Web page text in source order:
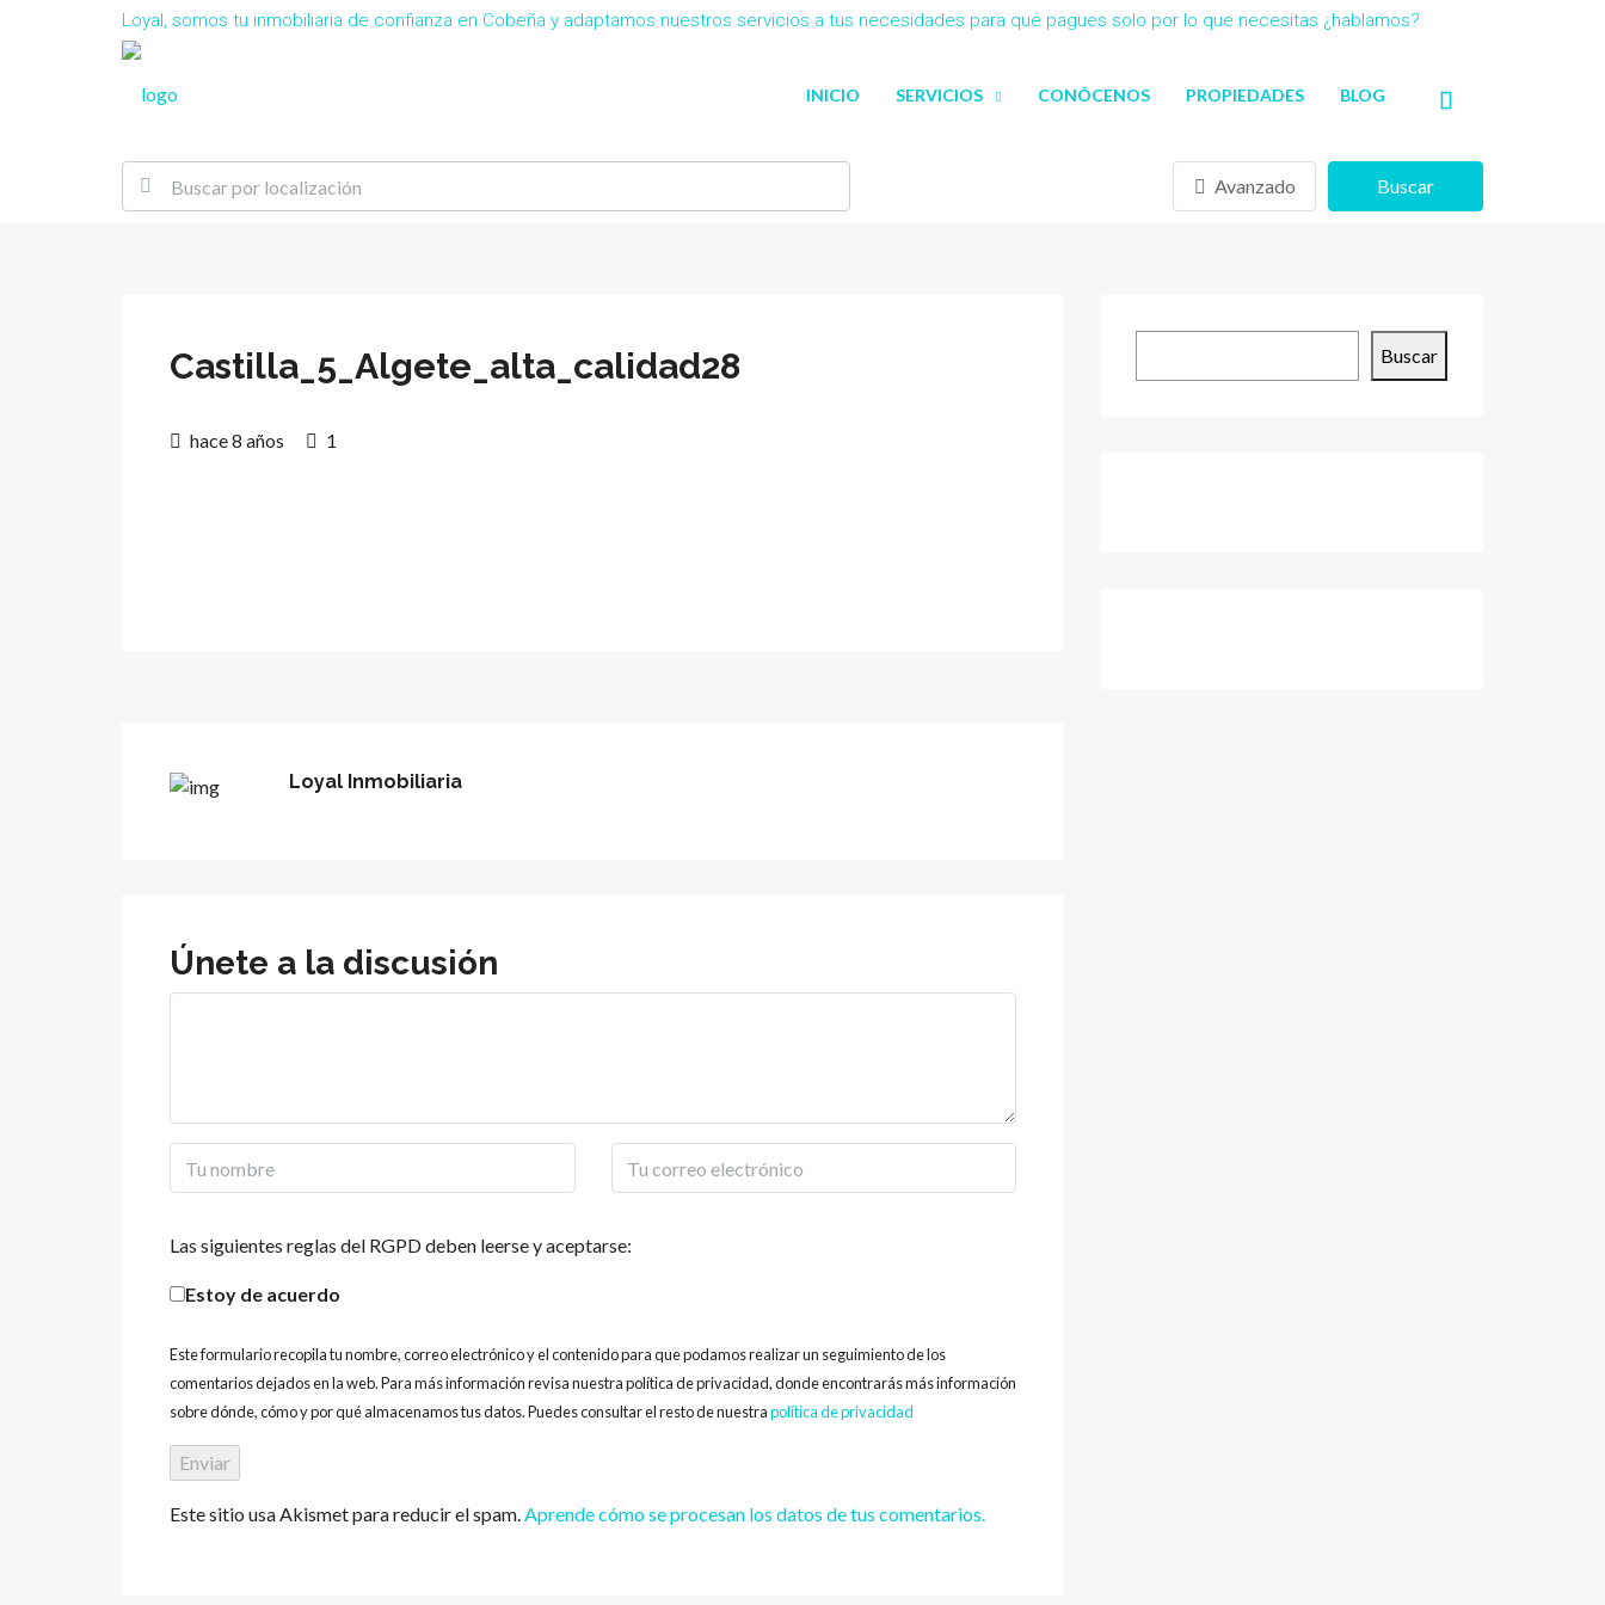
Loyal, somos tu inmobiliaria de confianza en Cobeña y adaptamos nuestros servicios a tus necesidades para que pagues solo por lo que necesitas ¿hablamos?
INICIO SERVICIOS CONÓCENOS PROPIEDADES BLOG
Avanzado Buscar
Castilla_5_Algete_alta_calidad28
hace 8 años 1
Loyal Inmobiliaria
Únete a la discusión
Las siguientes reglas del RGPD deben leerse y aceptarse:
Estoy de acuerdo
Este formulario recopila tu nombre, correo electrónico y el contenido para que podamos realizar un seguimiento de los
comentarios dejados en la web. Para más información revisa nuestra política de privacidad, donde encontrarás más información
sobre dónde, cómo y por qué almacenamos tus datos. Puedes consultar el resto de nuestrapolítica de privacidad
Este sitio usa Akismet para reducir el spam.Aprende cómo se procesan los datos de tus comentarios.
Buscar